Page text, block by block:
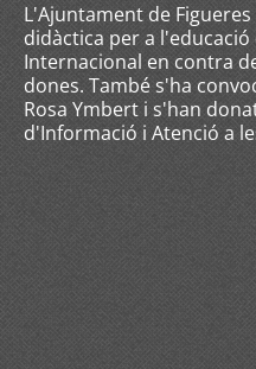
L'Ajuntament de
didàctica per a
Internacional en contra
dones. També s'ha
Rosa Ymbert i s'han
d'Informació i Atenció a